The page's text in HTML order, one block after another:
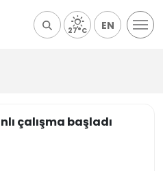
27°C EN
çalışma başladı